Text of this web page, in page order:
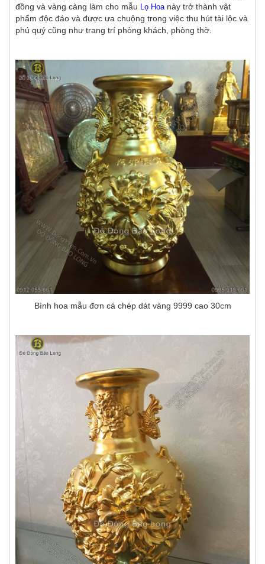
đồng và vàng càng làm cho mẫu
Lọ Hoa này trở thành vật
phẩm độc đáo và được ưa chuộng trong việc thu hút tài lộc và
phú quý cũng như trang trí phòng khách, phòng thờ.
Bình hoa mẫu đơn cá chép dát vàng 9999 cao 30cm